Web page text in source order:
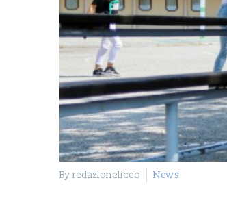
By redazioneliceo News